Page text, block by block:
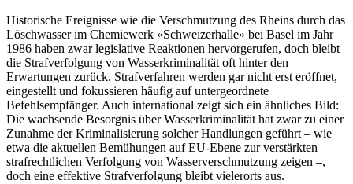
Historische Ereignisse wie die Verschmutzung des Rheins durch das
Löschwasser im Chemiewerk «Schweizerhalle» bei Basel im Jahr
1986 haben zwar legislative Reaktionen hervorgerufen, doch bleibt
die Strafverfolgung von Wasserkriminalität oft hinter den
Erwartungen zurück. Strafverfahren werden gar nicht erst eröffnet,
eingestellt und fokussieren häufig auf untergeordnete
Befehlsempfänger. Auch international zeigt sich ein ähnliches Bild:
Die wachsende Besorgnis über Wasserkriminalität hat zwar zu einer
Zunahme der Kriminalisierung solcher Handlungen geführt – wie
etwa die aktuellen Bemühungen auf EU-Ebene zur verstärkten
strafrechtlichen Verfolgung von Wasserverschmutzung zeigen –,
doch eine effektive Strafverfolgung bleibt vielerorts aus.